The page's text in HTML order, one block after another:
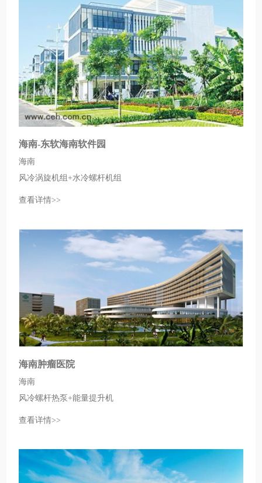
海南-东软海南软件园
海南
风冷涡旋机组+水冷螺杆机组
查看详情>>
海南肿瘤医院
海南
风冷螺杆热泵+能量提升机
查看详情>>